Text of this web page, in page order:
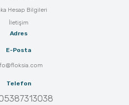
Hesap Bilgileri
İletişim
Adres
E-Posta
Telefon